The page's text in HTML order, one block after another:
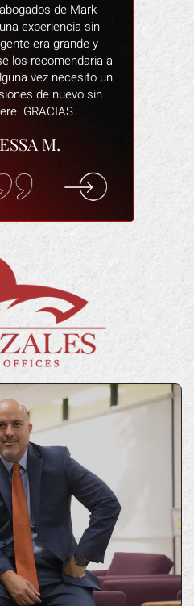
de Mark
experiencia sin
era grande y
los recomendaria a
vez necesito un
de nuevo sin
GRACIAS.
M.
Las
muy
una mala
cómodo y